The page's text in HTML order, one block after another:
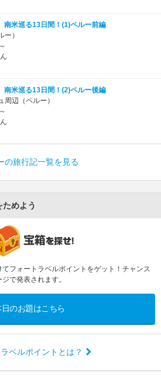
米巡る13日間！(1)ペルー前編
ー）
米巡る13日間！(2)ペルー後編
周辺（ペルー）
の旅行記一覧を見る
めよう
フォートラベルポイントをゲット！チャンス
で発表されます。
日のお題はこちら
ベルポイントとは？